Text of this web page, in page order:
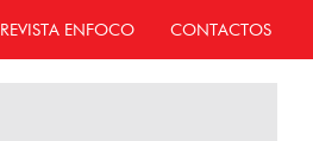
REVISTA ENFOCO CONTACTOS